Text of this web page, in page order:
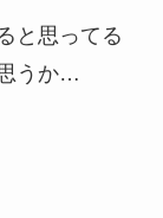
と思ってる
うか…